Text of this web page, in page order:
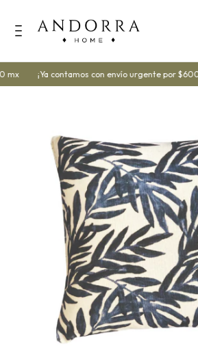
mx ¡Ya contamos con envío urgente por $600!